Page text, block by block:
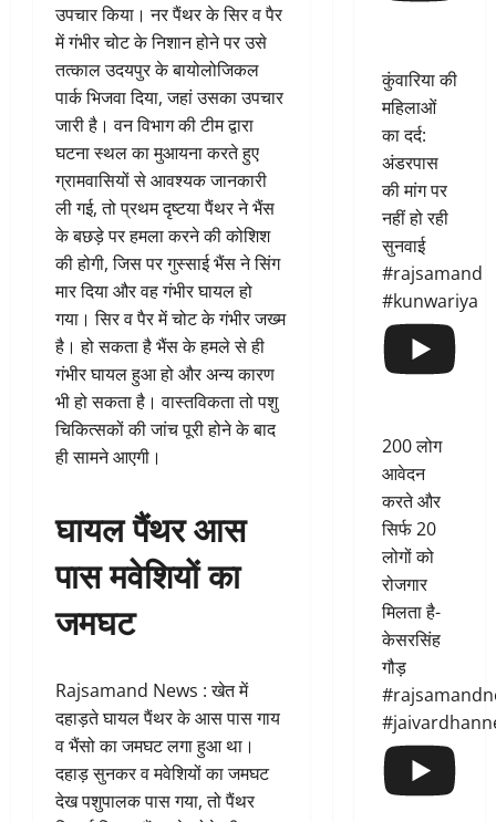
उपचार किया। नर पैंथर के सिर व पैर
में गंभीर चोट के निशान होने पर उसे
तत्काल उदयपुर के बायोलोजिकल
पार्क भिजवा दिया, जहां उसका उपचार
जारी है। वन विभाग की टीम द्वारा
घटना स्थल का मुआयना करते हुए
ग्रामवासियों से आवश्यक जानकारी
ली गई, तो प्रथम दृष्टया पैंथर ने भैंस
के बछड़े पर हमला करने की कोशिश
की होगी, जिस पर गुस्साई भैंस ने सिंग
मार दिया और वह गंभीर घायल हो
गया। सिर व पैर में चोट के गंभीर जख्म
है। हो सकता है भैंस के हमले से ही
गंभीर घायल हुआ हो और अन्य कारण
भी हो सकता है। वास्तविकता तो पशु
चिकित्सकों की जांच पूरी होने के बाद
ही सामने आएगी।
घायल पैंथर आस
पास मवेशियों का
जमघट
Rajsamand News : खेत में
दहाड़ते घायल पैंथर के आस पास गाय
व भैंसो का जमघट लगा हुआ था।
दहाड़ सुनकर व मवेशियों का जमघट
देख पशुपालक पास गया, तो पैंथर
कुंवारिया की
महिलाओं
का दर्द:
अंडरपास
की मांग पर
नहीं हो रही
सुनवाई
#rajsamand
#kunwariya
200 लोग
आवेदन
करते और
सिर्फ 20
लोगों को
रोजगार
मिलता है-
केसरसिंह
गौड़